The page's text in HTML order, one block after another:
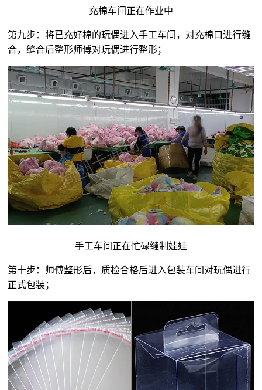
充棉车间正在作业中
第九步：将已充好棉的玩偶进入手工车间，对充棉口进行缝
合，缝合后整形师傅对玩偶进行整形；
手工车间正在忙碌缝制娃娃
第十步：师傅整形后，质检合格后进入包装车间对玩偶进行
正式包装；